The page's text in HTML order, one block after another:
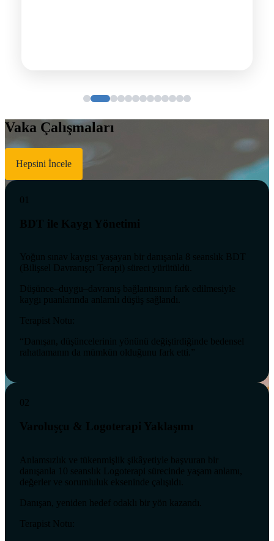
Vaka Çalışmaları
Hepsini İncele
01
BDT ile Kaygı Yönetimi
Yoğun sınav kaygısı yaşayan bir danışanla 8 seanslık BDT
(Bilişsel Davranışçı Terapi) süreci yürütüldü.
Düşünce–duygu–davranış bağlantısının fark edilmesiyle
kaygı puanlarında anlamlı düşüş sağlandı.
Terapist Notu:
“Danışan, düşüncelerinin yönünü değiştirdiğinde bedensel
rahatlamanın da mümkün olduğunu fark etti.”
02
Varoluşçu & Logoterapi Yaklaşımı
Anlamsızlık ve tükenmişlik şikâyetiyle başvuran bir
danışanla 10 seanslık Logoterapi sürecinde yaşam anlamı,
değerler ve sorumluluk ekseninde çalışıldı.
Danışan, yeniden hedef odaklı bir yön kazandı.
Terapist Notu: